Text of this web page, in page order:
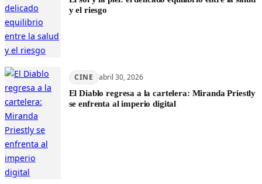
y el riesgo
CINE abril 30, 2026
El Diablo regresa a la cartelera: Miranda Priestly
se enfrenta al imperio digital